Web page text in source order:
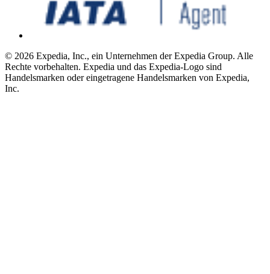
© 2026 Expedia, Inc., ein Unternehmen der Expedia Group. Alle
Rechte vorbehalten. Expedia und das Expedia-Logo sind
Handelsmarken oder eingetragene Handelsmarken von Expedia,
Inc.